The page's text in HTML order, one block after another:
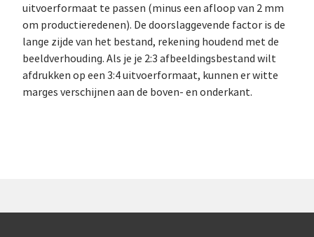
uitvoerformaat te passen (minus een afloop van 2 mm
om productieredenen). De doorslaggevende factor is de
lange zijde van het bestand, rekening houdend met de
beeldverhouding. Als je je 2:3 afbeeldingsbestand wilt
afdrukken op een 3:4 uitvoerformaat, kunnen er witte
marges verschijnen aan de boven- en onderkant.